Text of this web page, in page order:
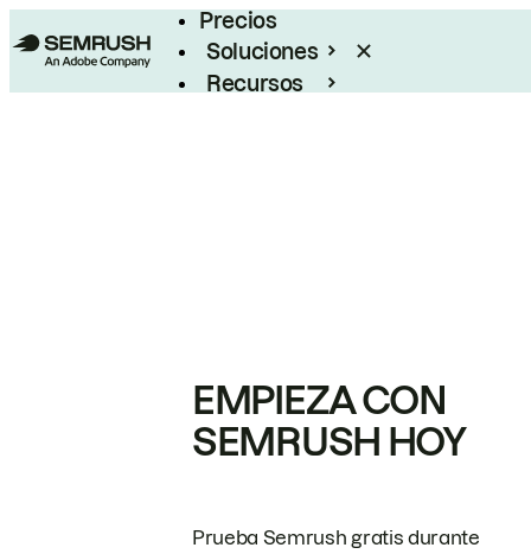
Precios
Soluciones
Recursos
EMPIEZA CON
SEMRUSH HOY
Prueba Semrush gratis durante